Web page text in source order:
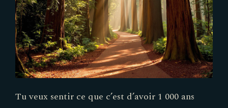
Tu veux sentir ce que c’est d’avoir 1 000 ans